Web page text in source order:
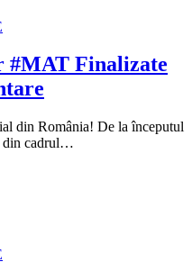
#MAT Finalizate
din România! De la începutul
din cadrul…